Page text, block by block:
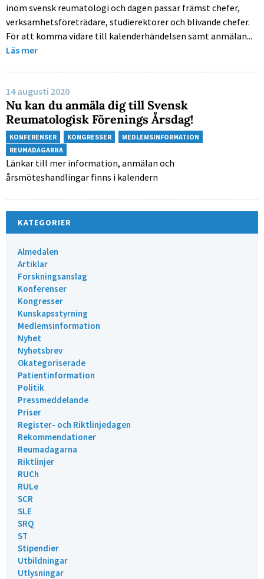
inom svensk reumatologi och dagen passar främst chefer,
verksamhetsföreträdare, studierektorer och blivande chefer.
För att komma vidare till kalenderhändelsen samt anmälan...
Läs mer
14 augusti 2020
Nu kan du anmäla dig till Svensk
Reumatologisk Förenings Årsdag!
KONFERENSER KONGRESSER
MEDLEMSINFORMATION
REUMADAGARNA
Länkar till mer information, anmälan och
årsmöteshandlingar finns i kalendern
KATEGORIER
Almedalen
Artiklar
Forskningsanslag
Konferenser
Kongresser
Kunskapsstyrning
Medlemsinformation
Nyhet
Nyhetsbrev
Okategoriserade
Patientinformation
Politik
Pressmeddelande
Priser
Register- och Riktlinjedagen
Rekommendationer
Reumadagarna
Riktlinjer
RUCh
RULe
SCR
SLE
SRQ
ST
Stipendier
Utbildningar
Utlysningar